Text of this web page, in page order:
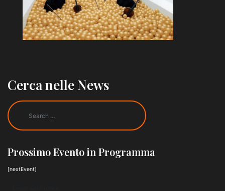
Cerca nelle News
Prossimo Evento in Programma
[nextEvent]